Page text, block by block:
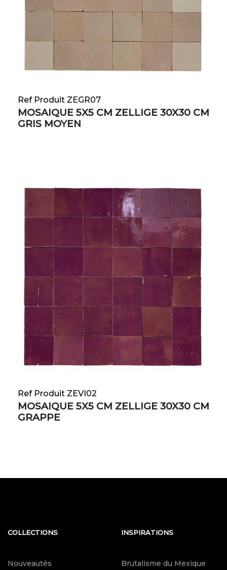
Ref Produit ZEGR07
MOSAIQUE 5X5 CM ZELLIGE 30X30 CM
GRIS MOYEN
Ref Produit ZEVI02
MOSAIQUE 5X5 CM ZELLIGE 30X30 CM
GRAPPE
COLLECTIONS
Nouveautés
INSPIRATIONS
Brutalisme du Mexique